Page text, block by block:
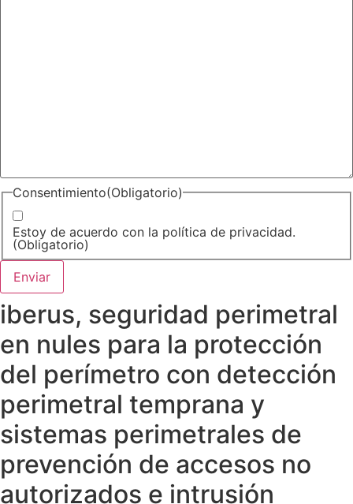
Consentimiento(Obligatorio)
Estoy de acuerdo con la política de privacidad.
(Obligatorio)
iberus, seguridad perimetral
en nules para la protección
del perímetro con detección
perimetral temprana y
sistemas perimetrales de
prevención de accesos no
autorizados e intrusión